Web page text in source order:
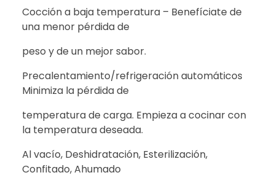
Cocción a baja temperatura – Benefíciate de
una menor pérdida de
peso y de un mejor sabor.
Precalentamiento/refrigeración automáticos
Minimiza la pérdida de
temperatura de carga. Empieza a cocinar con
la temperatura deseada.
Al vacío, Deshidratación, Esterilización,
Confitado, Ahumado